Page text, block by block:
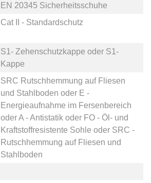
EN 20345 Sicherheitsschuhe
Cat II - Standardschutz
S1- Zehenschutzkappe oder S1-
Kappe
SRC Rutschhemmung auf Fliesen
und Stahlboden oder E -
Energieaufnahme im Fersenbereich
oderA - Antistatikoder FO - Öl- und
Kraftstoffresistente Sohle oder SRC -
Rutschhemmung auf Fliesen und
Stahlboden